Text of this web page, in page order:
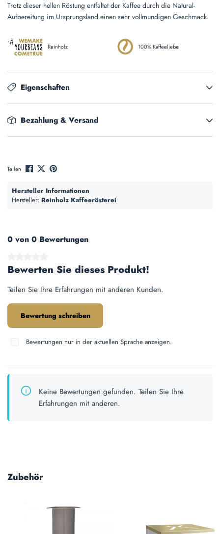
Trotz dieser hellen Röstung entfaltet der Kaffee durch die Natural-
Aufbereitung im Ursprungsland einen sehr vollmundigen Geschmack.
Reinholz 100% Kaffeeliebe
Eigenschaften
Bezahlung & Versand
Teilen
Hersteller Informationen
Hersteller: Reinholz Kaffeerösterei
0 von 0 Bewertungen
Bewerten Sie dieses Produkt!
Teilen Sie Ihre Erfahrungen mit anderen Kunden.
Bewertung schreiben
Bewertungen nur in der aktuellen Sprache anzeigen.
Keine Bewertungen gefunden. Teilen Sie Ihre
Erfahrungen mit anderen.
Produktgalerie überspringen
Zubehör